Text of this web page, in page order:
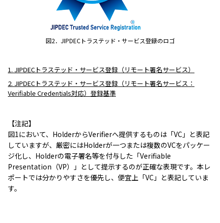
図2．JIPDECトラステッド・サービス登録のロゴ
1. JIPDECトラステッド・サービス登録（リモート署名サービス）
2. JIPDECトラステッド・サービス登録（リモート署名サービス：
Verifiable Credentials対応）登録基準
【注記】
図1において、HolderからVerifierへ提供するものは「VC」と表記
していますが、厳密にはHolderが一つまたは複数のVCをパッケー
ジ化し、Holderの電子署名等を付与した「Verifiable
Presentation（VP）」として提示するのが正確な表現です。本レ
ポートでは分かりやすさを優先し、便宜上「VC」と表記していま
す。